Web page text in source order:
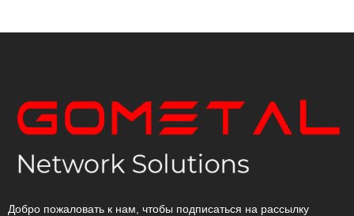
Добро пожаловать к нам, чтобы подписаться на рассылку